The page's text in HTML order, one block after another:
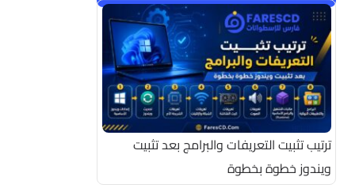
ترتيب تثبيت التعريفات والبرامج بعد تثبيت
ويندوز خطوة بخطوة